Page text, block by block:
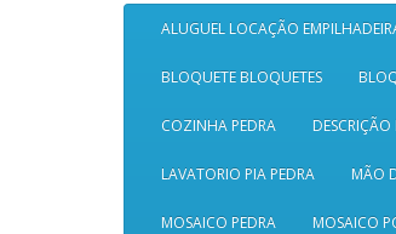
ALUGUEL LOCAÇÃO
BLOQUETE BLOQUETES
COZINHA PEDRA
LAVATORIO PIA PEDRA MÃO
MOSAICO PEDRA MOSAICO